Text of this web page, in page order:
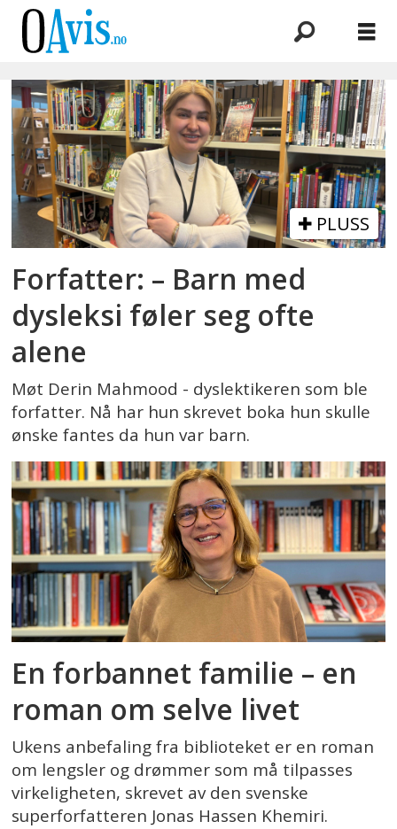
Emne:
bok
PLUSS
Forfatter: – Barn med
dysleksi føler seg ofte
alene
Møt Derin Mahmood - dyslektikeren som ble
forfatter. Nå har hun skrevet boka hun skulle
ønske fantes da hun var barn.
En forbannet familie – en
roman om selve livet
Ukens anbefaling fra biblioteket er en roman
om lengsler og drømmer som må tilpasses
virkeligheten, skrevet av den svenske
superforfatteren Jonas Hassen Khemiri.